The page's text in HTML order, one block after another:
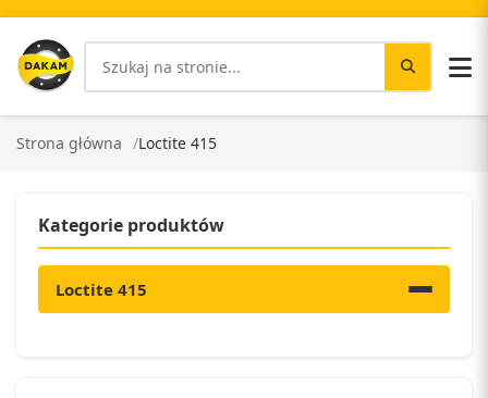
Strona główna Loctite 415
Kategorie produktów
Loctite 415